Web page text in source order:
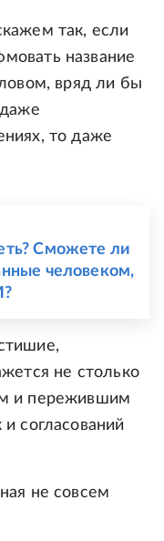
так, если
название
вряд ли бы
то даже
Сможете ли
человеком,
не столько
и пережившим
согласований
не совсем